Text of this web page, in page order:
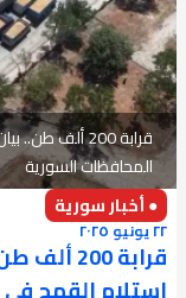
قرابة 200
المحافظات السورية
● أخبار سورية
٢٢ يونيو ٢٠٢٥
قرابة